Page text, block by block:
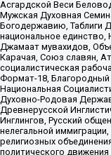
Асгардской Веси
Мужская Духовная
Богодержавию, Таблиги
национальное единство,
Джамаат мувахидов,
Карачая, Союз славян,
социалистическая
Формат-18,
Национальная
Духовно-Родовая
Древнерусской
Инглингов, Русский
нелегальной
религиозных
политического